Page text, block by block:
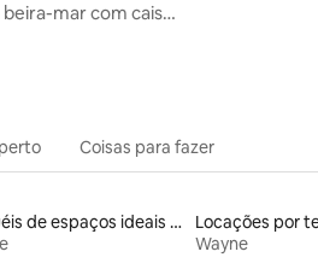
beira-mar com cais
Coisas para fazer
Aluguéis de espaços ideais para famílias
Wayne